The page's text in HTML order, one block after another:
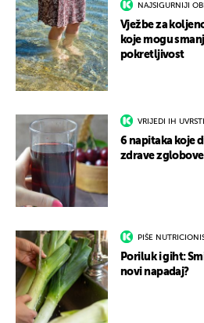
NAJSIGURNIJI
Vježbe za
koje mogu
pokretljivost
VRIJEDI IH
6 napitaka koje
zdrave zglobove
PIŠE
Poriluk i giht:
novi napadaj?